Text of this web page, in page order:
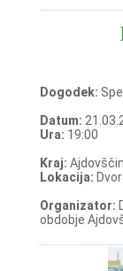
Dogodek:
Datum:
Ura: 19:00
Kraj:
Lokacija:
Organizator:
obdobje